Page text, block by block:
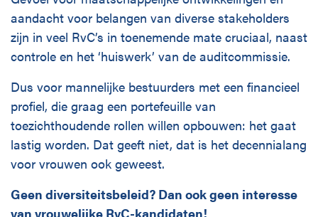
aandacht voor belangen van diverse stakeholders
zijn in veel RvC’s in toenemende mate cruciaal, naast
controle en het ‘huiswerk’ van de auditcommissie.
Dus voor mannelijke bestuurders met een financieel
profiel, die graag een portefeuille van
toezichthoudende rollen willen opbouwen: het gaat
lastig worden. Dat geeft niet, dat is het decennialang
voor vrouwen ook geweest.
Geen diversiteitsbeleid? Dan ook geen interesse
van vrouwelijke RvC-kandidaten!